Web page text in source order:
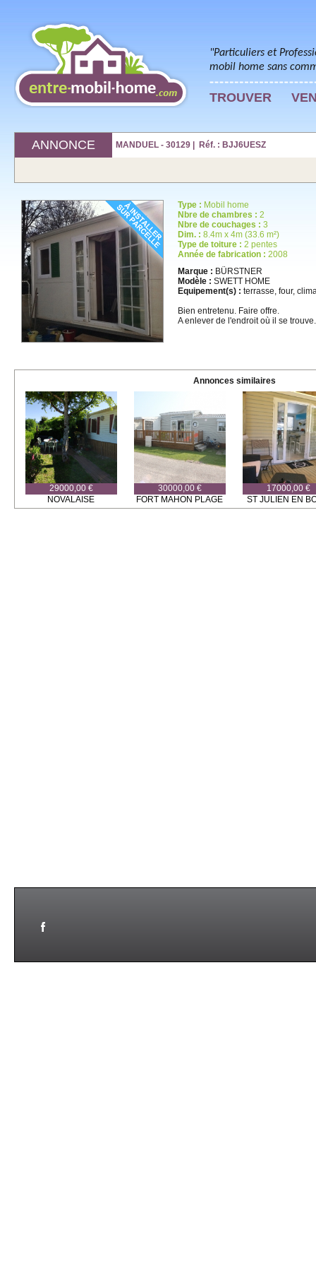
"Particuliers et
mobil home sans
TROUVER
ANNONCE MANDUEL - 30129 | Réf. : BJJ6UESZ
Type : Mobil home
Nbre de chambres : 2
Nbre de couchages : 3
Dim. : 8.4m x 4m (33.6 m²)
Type de toiture : 2 pentes
Année de fabrication : 2008
Marque : BÜRSTNER
Modèle : SWETT HOME
Equipement(s) : terrasse, four,
Bien entretenu. Faire offre.
A enlever de l'endroit où il se trouve.
Annonces similaires
29000,00 €
NOVALAISE
30000,00 €
FORT MAHON PLAGE
17000,00 €
ST JULIEN EN